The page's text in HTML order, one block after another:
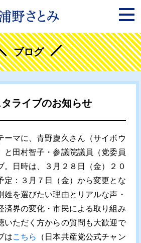
ブログ
ライブのお知らせ
マに、青野慶久さん（サイボウ
と田村智子・参議院議員（党委員
。日時は、３月２８日（金）２０
定：３月７日（金）から変更とな
姓を選びたい理由とリアルな声・
済界の変化・市民による取り組み
いただく方からの質問も大歓迎で
はこちら
（日本共産党公式チャン